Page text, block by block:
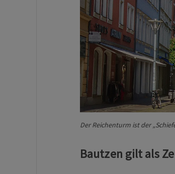
Der Reichenturm ist der
Bautzen gilt als